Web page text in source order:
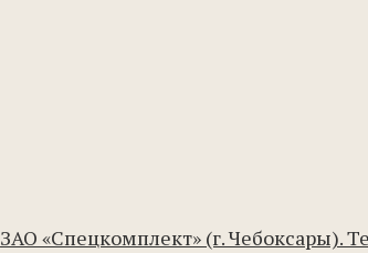
ЗАО «Спецкомплект» (г. Чебоксары).